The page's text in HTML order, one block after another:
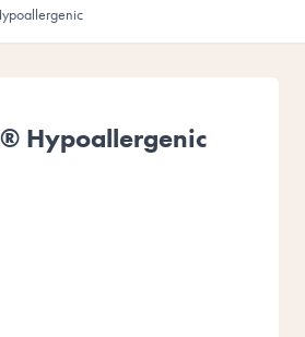
Hypoallergenic